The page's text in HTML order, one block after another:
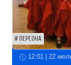
ПЕРСОНА
12:01 | 22